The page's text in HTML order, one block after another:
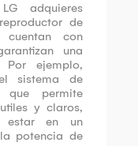
adquieres
de
cuentan con
una
Por ejemplo,
sistema de
permite
y claros,
estar en un
potencia de